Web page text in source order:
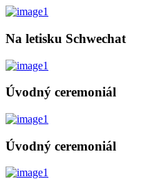
Na letisku Schwechat
Úvodný ceremoniál
Úvodný ceremoniál